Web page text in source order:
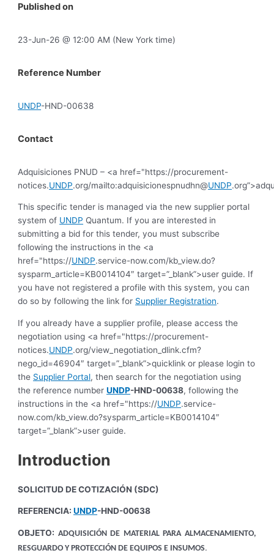
Published on
23-Jun-26 @ 12:00 AM (New York time)
Reference Number
UNDP-HND-00638
Contact
Adquisiciones PNUD – <a href="https://procurement-
notices.UNDP.org/mailto:adquisicionespnudhn@UNDP
This specific tender is managed via the new supplier portal
system of UNDP Quantum. If you are interested in
submitting a bid for this tender, you must subscribe
following the instructions in the <a
href="https://UNDP.service-now.com/kb_view.do?
sysparm_article=KB0014104″ target=”_blank”>user guide. If
you have not registered a profile with this system, you can
do so by following the link for Supplier Registration.
If you already have a supplier profile, please access the
negotiation using <a href="https://procurement-
notices.UNDP.org/view_negotiation_dlink.cfm?
nego_id=46904″ target=”_blank”>quicklink or please login to
the Supplier Portal, then search for the negotiation using
the reference numberUNDP-HND-00638, following the
instructions in the <a href="https://UNDP.service-
now.com/kb_view.do?sysparm_article=KB0014104″
target=”_blank”>user guide.
Introduction
SOLICITUD DE COTIZACIÓN (SDC)
REFERENCIA:UNDP-HND-00638
OBJETO: ADQUISICIÓN DE MATERIAL PARA ALMACENAMIENTO,
RESGUARDO Y PROTECCIÓN DE EQUIPOS E INSUMOS.